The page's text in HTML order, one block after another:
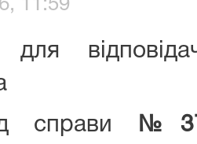
11:59
для
справи
№